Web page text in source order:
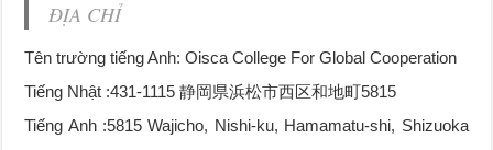
ĐỊA CHỈ
Tên trường tiếng Anh: Oisca College For Global Cooperation
Tiếng Nhật :431-1115 静岡県浜松市西区和地町5815
Tiếng Anh :5815 Wajicho, Nishi-ku, Hamamatu-shi, Shizuoka